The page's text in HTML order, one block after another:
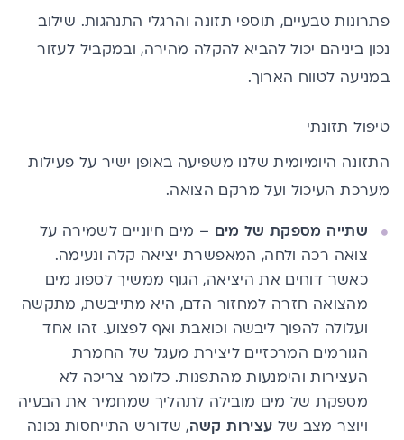
פתרונות טבעיים, תוספי תזונה והרגלי התנהגות. שילוב
נכון ביניהם יכול להביא להקלה מהירה, ובמקביל לעזור
במניעה לטווח הארוך.
טיפול תזונתי
התזונה היומיומית שלנו משפיעה באופן ישיר על פעילות
מערכת העיכול ועל מרקם הצואה.
שתייה מספקת של מים – מים חיוניים לשמירה על
צואה רכה ולחה, המאפשרת יציאה קלה ונעימה.
כאשר דוחים את היציאה, הגוף ממשיך לספוג מים
מהצואה חזרה למחזור הדם, היא מתייבשת, מתקשה
ועלולה להפוך ליבשה וכואבת ואף לפצוע. זהו אחד
הגורמים המרכזיים ליצירת מעגל של החמרת
העצירות והימנעות מהתפנות. כלומר צריכה לא
מספקת של מים מובילה לתהליך שמחמיר את הבעיה
ויוצר מצב של עצירות קשה, שדורש התייחסות נכונה